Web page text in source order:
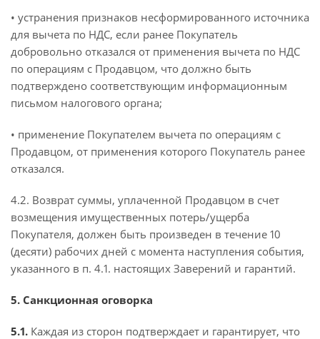
• устранения признаков несформированного источника
для вычета по НДС, если ранее Покупатель
добровольно отказался от применения вычета по НДС
по операциям с Продавцом, что должно быть
подтверждено соответствующим информационным
письмом налогового органа;
• применение Покупателем вычета по операциям с
Продавцом, от применения которого Покупатель ранее
отказался.
4.2. Возврат суммы, уплаченной Продавцом в счет
возмещения имущественных потерь/ущерба
Покупателя, должен быть произведен в течение 10
(десяти) рабочих дней с момента наступления события,
указанного в п. 4.1. настоящих Заверений и гарантий.
5. Санкционная оговорка
5.1. Каждая из сторон подтверждает и гарантирует, что